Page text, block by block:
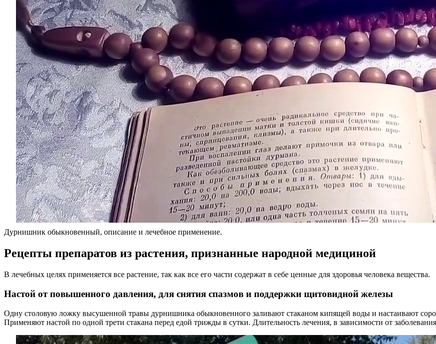
Дурнишник обыкновенный, описание и лечебное применение.
Рецепты препаратов из растения, признанные народной медициной
В лечебных целях применяется все растение, так как все его части содержат в себе ценные для здоровья человека вещества.
Настой от повышенного давления, для снятия спазмов и поддержки щитовидной железы
Одну столовую ложку высушенной травы дурнишника обыкновенного заливают стаканом кипящей воды и настаивают
Применяют настой по одной трети стакана перед едой трижды в сутки. Длительность лечения, в зависимости от